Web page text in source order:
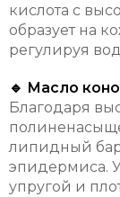
кислота с
образует на
регулируя
🔹 Масло
Благодаря
липидный
эпидермиса.
упругой и